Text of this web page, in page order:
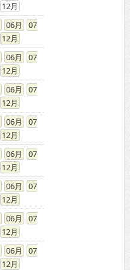
12
06
07
12
06
07
12
06
07
12
06
07
12
06
07
12
06
07
12
06
07
12
06
07
12